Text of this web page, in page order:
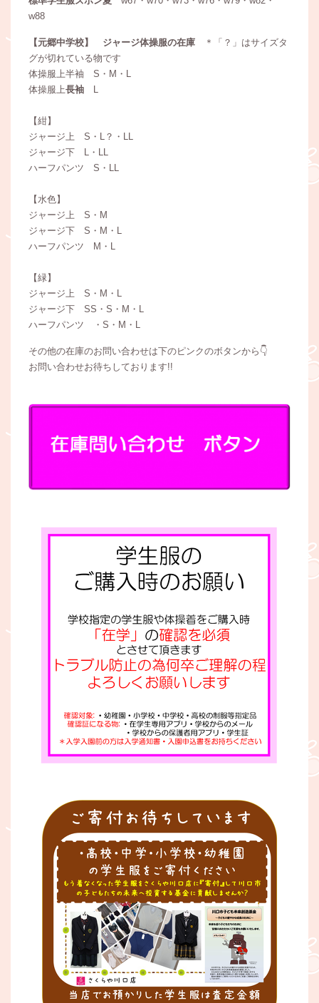
w88
【元郷中学校】 ジャージ体操服の在庫 ＊「？」はサイズタ
グが切れている物です
体操服上半袖 S・M・L
体操服上長袖 L
【紺】
ジャージ上 S・L？・LL
ジャージ下 L・LL
ハーフパンツ S・LL
【水色】
ジャージ上 S・M
ジャージ下 S・M・L
ハーフパンツ M・L
【緑】
ジャージ上 S・M・L
ジャージ下 SS・S・M・L
ハーフパンツ ・S・M・L
その他の在庫のお問い合わせは下のピンクのボタンから👇
お問い合わせお待ちしております!!